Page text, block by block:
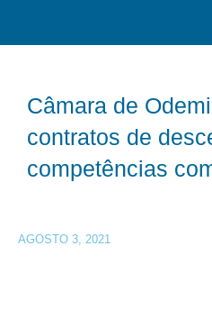
Câmara de
contratos de
competências
AGOSTO 3, 2021